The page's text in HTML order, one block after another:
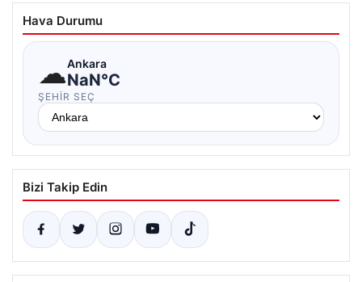
Hava Durumu
☁Ankara
NaN°C
ŞEHIR SEÇ
Bizi Takip Edin